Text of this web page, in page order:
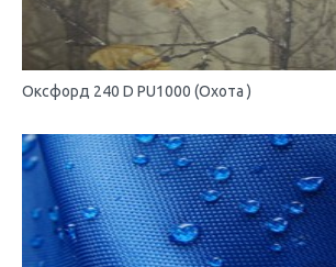
Оксфорд 240 D PU1000 (Охота )